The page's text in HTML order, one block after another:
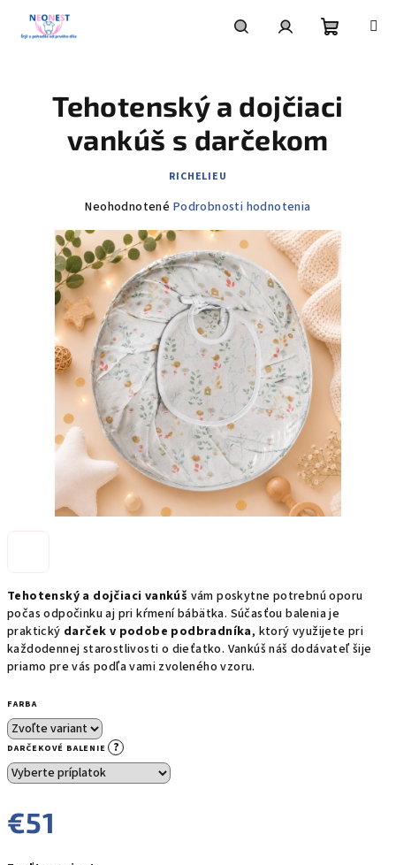
obsah
košík
Tehotenský a dojčiaci vankúš vám poskytne potrebnú oporu
počas odpočinku aj pri kŕmení bábätka. Súčasťou balenia je
praktický darček v podobe podbradníka, ktorý využijete pri
každodennej starostlivosti o dieťatko. Vankúš náš dodávateľ šije
priamo pre vás podľa vami zvoleného vzoru.
FARBA
DARČEKOVÉ BALENIE ?
€51
Tehotenský a dojčiaci
vankúš s darčekom
RICHELIEU
Priemerné
produktu
je
0,0
z
5
hviezdičiek.
Neohodnotené Podrobnosti hodnotenia